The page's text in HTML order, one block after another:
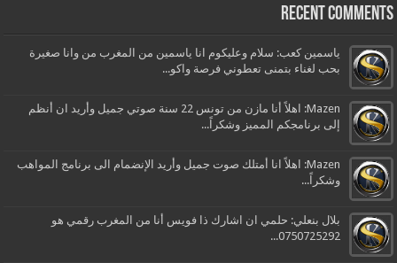
Recent Comments
ياسمين كعب: سلام وعليكوم انا ياسمين من المغرب من وانا صغيرة
بحب لغناء بتمنى تعطوني فرصة واكو...
Mazen: اهلاً أنا مازن من تونس 22 سنة صوتي جميل وأريد ان أنظم
إلى برنامجكم المميز وشكراً...
Mazen: اهلاً انا أمتلك صوت جميل وأريد الإنضمام الى برنامج المواهب
وشكراً...
بلال بنعلي: حلمي ان اشارك ذا فويس أنا من المغرب رقمي هو
0750725292...